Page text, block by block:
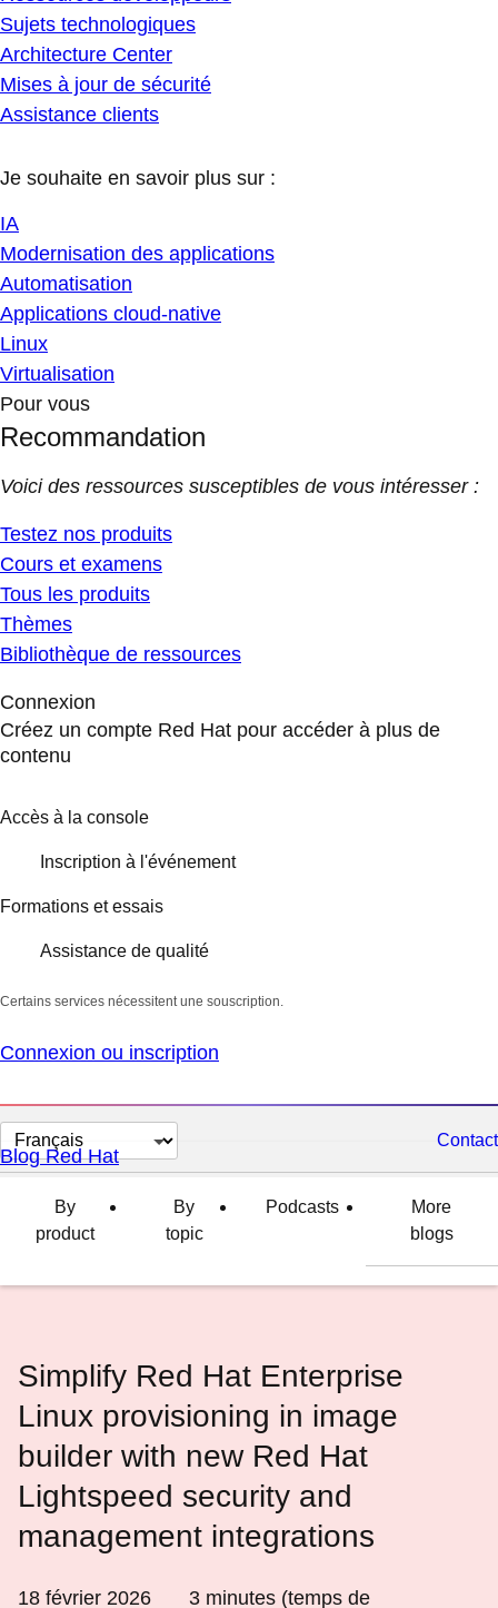
Sujets technologiques
Architecture Center
Mises à jour de sécurité
Assistance clients
Je souhaite en savoir plus sur :
IA
Modernisation des applications
Automatisation
Applications cloud-native
Linux
Virtualisation
Pour vous
Recommandation
Voici des ressources susceptibles de vous intéresser :
Testez nos produits
Cours et examens
Tous les produits
Thèmes
Bibliothèque de ressources
Connexion
Créez un compte Red Hat pour accéder à plus de
contenu
Accès à la console
Inscription à l'événement
Formations et essais
Assistance de qualité
Certains services nécessitent une souscription.
Connexion ou inscription
Changer
la
langue
Contact
Blog Red Hat
By
product
By
topic
Podcasts
More
blogs
Simplify Red Hat Enterprise
Linux provisioning in image
builder with new Red Hat
Lightspeed security and
management integrations
18 février 2026 3 minutes (temps de